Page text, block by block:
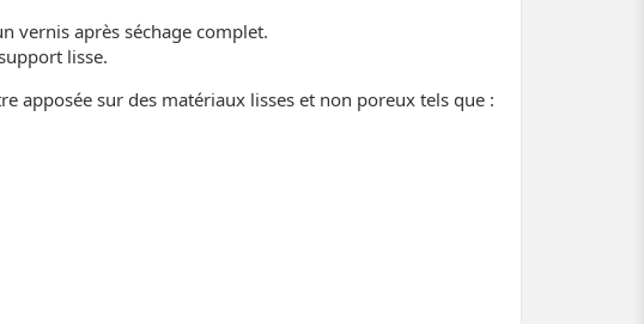
vernis après séchage complet.
lisse.
apposée sur des matériaux lisses et non poreux tels que :